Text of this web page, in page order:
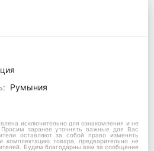
Румыния
исключительно для ознакомления и не
Просим заранее уточнять важные для Вас
оставляют за собой право изменять
комплектацию товара, предварительно не
Будем благодарны вам за сообщение